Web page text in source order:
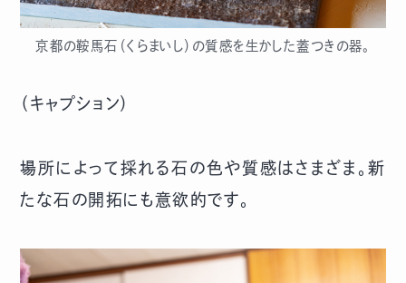
京都の鞍馬石（くらまいし）の質感を生かした蓋つきの器。
（キャプション）
場所によって採れる石の色や質感はさまざま。新
たな石の開拓にも意欲的です。